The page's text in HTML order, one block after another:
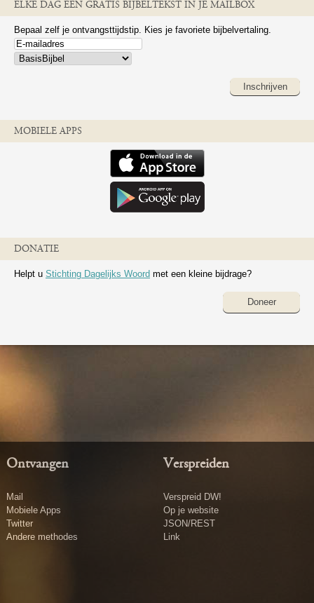
ELKE DAG EEN GRATIS BIJBELTEKST IN JE MAILBOX
Bepaal zelf je ontvangsttijdstip. Kies je favoriete bijbelvertaling.
Inschrijven
MOBIELE APPS
DONATIE
Helpt u Stichting Dagelijks Woord met een kleine bijdrage?
Doneer
Ontvangen
Mail
Mobiele Apps
Twitter
Andere methodes
Verspreiden
Verspreid DW!
Op je website
JSON/REST
Link